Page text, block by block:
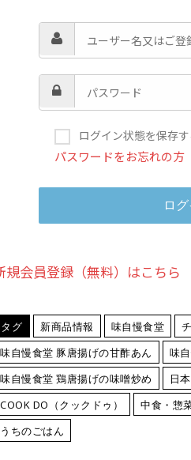
ログイン状態を保存す
パスワードをお忘れの方
規会員登録（無料）はこちら
タグ 新商品情報 味自慢食堂
味自慢食堂 豚唐揚げの甘酢あん
味
味自慢食堂 鶏唐揚げの味噌炒め
日
COOK DO（クックドゥ）
中食・惣
うちのごはん